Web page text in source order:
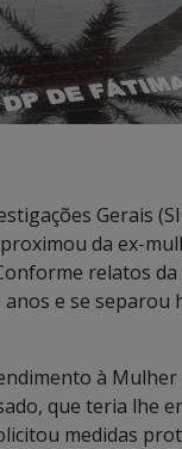
Gerais
da ex-
relatos da
e se
à
que teria lhe
medidas